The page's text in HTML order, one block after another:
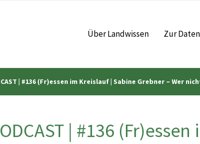
Über Landwissen Zur
| #136 (Fr)essen im Kreislauf | Sabine Grebner – Wer
| #136